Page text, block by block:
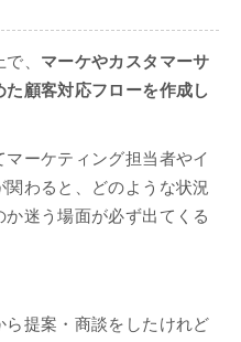
、 マーケやカスタマーサ
顧客対応フローを作成し
ーケティング担当者やイ
わると、どのような状況
迷う場面が必ず出てくる
提案・商談をしたけれど